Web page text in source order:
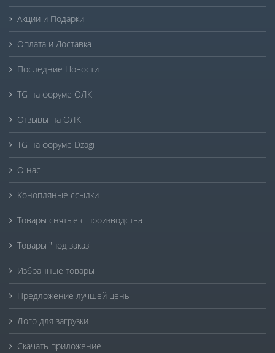
Акции и Подарки
Оплата и Доставка
Последние Новости
TG на форуме ОЛК
Отзывы на ОЛК
TG на форуме Dzagi
О нас
Конопляные ссылки
Товары снятые с производства
Товары "под заказ"
Избранные товары
Предложение лучшей цены
Лого для загрузки
Скачать приложение